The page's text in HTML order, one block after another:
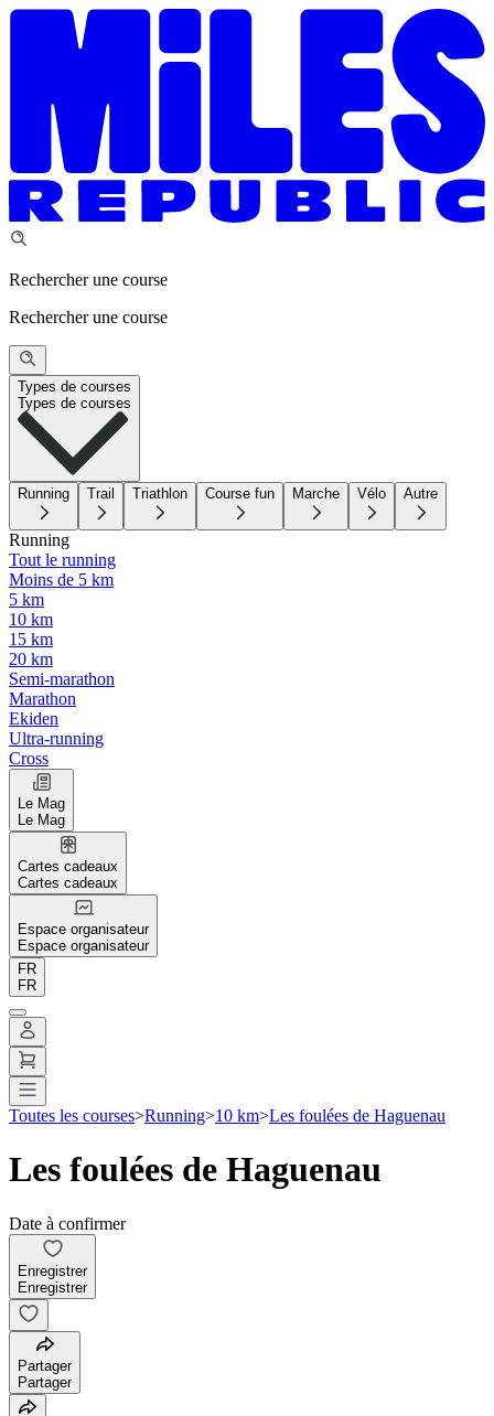
Rechercher une course
Rechercher une course
Types de courses
Types de courses
Running Trail Triathlon Course fun Marche Vélo Autre
Running
Tout le running
Moins de 5 km
5 km
10 km
15 km
20 km
Semi-marathon
Marathon
Ekiden
Ultra-running
Cross
Le Mag
Le Mag
Cartes cadeaux
Cartes cadeaux
Espace organisateur
Espace organisateur
FR
FR
Toutes les courses>Running>10 km>Les foulées de Haguenau
Les foulées de Haguenau
Date à confirmer
Enregistrer
Enregistrer
Partager
Partager